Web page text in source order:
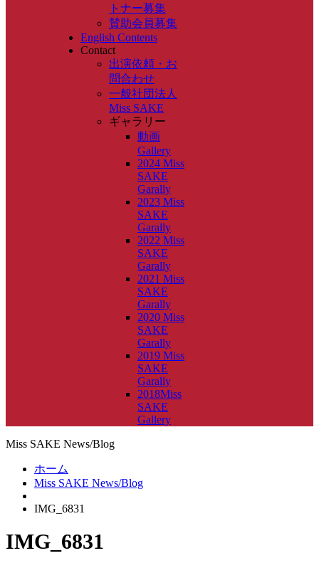
トナー募集
賛助会員募集
English Contents
Contact
出演依頼・お
問合わせ
一般社団法人
Miss SAKE
ギャラリー
動画
Gallery
2024 Miss
SAKE
Garally
2023 Miss
SAKE
Garally
2022 Miss
SAKE
Garally
2021 Miss
SAKE
Garally
2020 Miss
SAKE
Garally
2019 Miss
SAKE
Garally
2018Miss
SAKE
Gallery
Miss SAKE News/Blog
ホーム
Miss SAKE News/Blog
IMG_6831
IMG_6831